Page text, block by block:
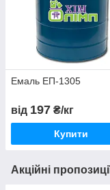
Емаль ЕП-1305
від 197 ₴/кг
Купити
Акційні